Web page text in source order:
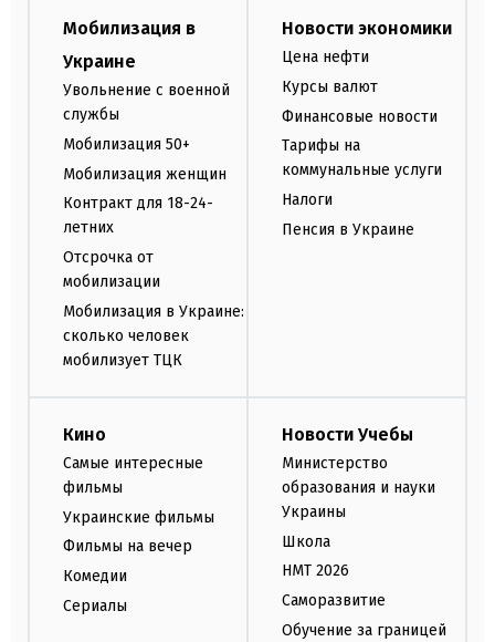
Мобилизация в
Украине
Увольнение с военной
службы
Мобилизация 50+
Мобилизация женщин
Контракт для 18-24-
летних
Отсрочка от
мобилизации
Мобилизация в Украине:
сколько человек
мобилизует ТЦК
Новости экономики
Цена нефти
Курсы валют
Финансовые новости
Тарифы на
коммунальные услуги
Налоги
Пенсия в Украине
Кино
Самые интересные
фильмы
Украинские фильмы
Фильмы на вечер
Комедии
Сериалы
Новости Учебы
Министерство
образования и науки
Украины
Школа
НМТ 2026
Саморазвитие
Обучение за границей